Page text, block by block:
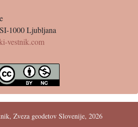
1000 Ljubljana
vestnik.com
Zveza geodetov Slovenije, 2026